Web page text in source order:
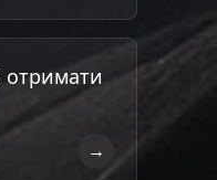
отримати
→